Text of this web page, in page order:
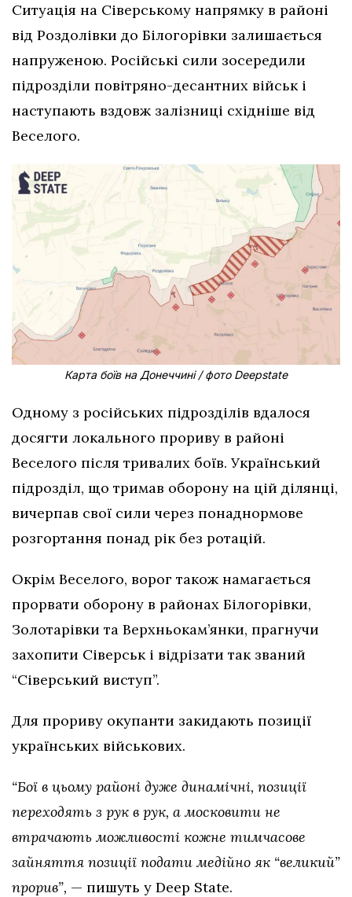
Ситуація на Сіверському напрямку в районі
від Роздолівки до Білогорівки залишається
напруженою. Російські сили зосередили
підрозділи повітряно-десантних військ і
наступають вздовж залізниці східніше від
Веселого.
Карта боїв на Донеччині / фото Deepstate
Одному з російських підрозділів вдалося
досягти локального прориву в районі
Веселого після тривалих боїв. Український
підрозділ, що тримав оборону на цій ділянці,
вичерпав свої сили через понаднормове
розгортання понад рік без ротацій.
Окрім Веселого, ворог також намагається
прорвати оборону в районах Білогорівки,
Золотарівки та Верхньокам’янки, прагнучи
захопити Сіверськ і відрізати так званий
“Сіверський виступ”.
Для прориву окупанти закидають позиції
українських військових.
“Бої в цьому районі дуже динамічні, позиції
переходять з рук в рук, а московити не
втрачають можливості кожне тимчасове
зайняття позиції подати медійно як “великий”
прорив”, — пишуть у Deep State.